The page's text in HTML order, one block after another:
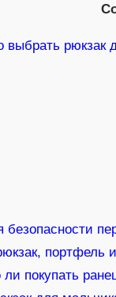
выбрать рюкзак
портфель
покупать